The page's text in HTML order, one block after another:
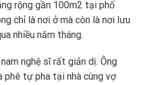
rộng gần 100m2 tại phố
chỉ là nơi ở mà còn là nơi lưu
nhiều năm tháng.
nghệ sĩ rất giản dị. Ông
phê tự pha tại nhà cùng vợ